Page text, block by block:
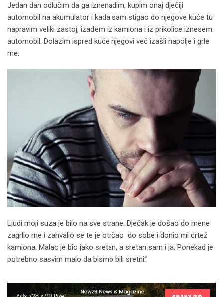
Jedan dan odlučim da ga iznenadim, kupim onaj dječiji
automobil na akumulator i kada sam stigao do njegove kuće tu
napravim veliki zastoj, izađem iz kamiona i iz prikolice iznesem
automobil. Dolazim ispred kuće njegovi već izašli napolje i grle
me.
Ljudi moji suza je bilo na sve strane. Dječak je došao do mene
zagrlio me i zahvalio se te je otrčao do sobe i donio mi crtež
kamiona. Malac je bio jako sretan, a sretan sam i ja. Ponekad je
potrebno sasvim malo da bismo bili sretni.”